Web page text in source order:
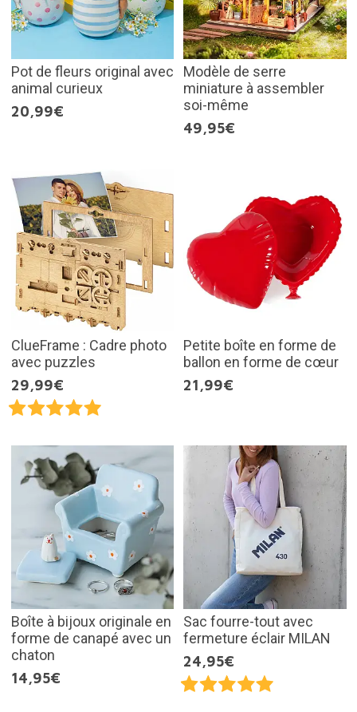
Pot de fleurs original avec
animal curieux
20,99€
Modèle de serre
miniature à assembler
soi-même
49,95€
ClueFrame : Cadre photo
avec puzzles
29,99€
Petite boîte en forme de
ballon en forme de cœur
21,99€
Boîte à bijoux originale en
forme de canapé avec un
chaton
14,95€
Sac fourre-tout avec
fermeture éclair MILAN
24,95€